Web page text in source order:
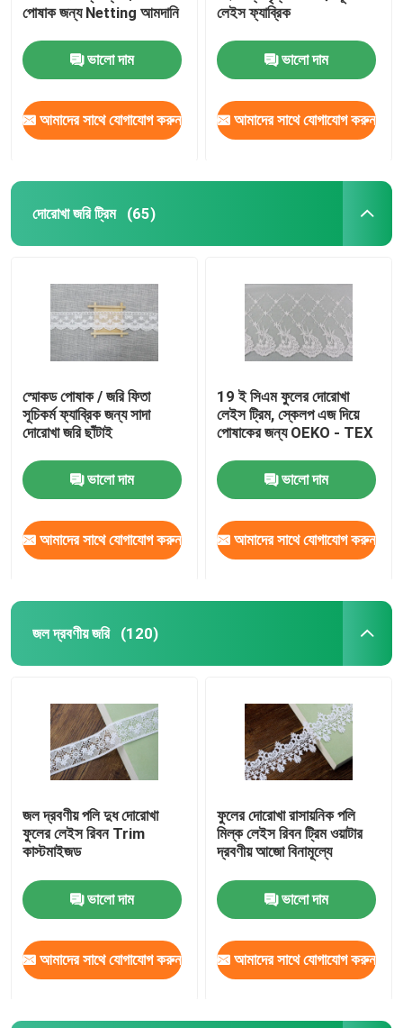
পোষাক জন্য Netting আমদানি
ভালো দাম
আমাদের সাথে যোগাযোগ করুন
লেইস ফ্যাব্রিক
ভালো দাম
আমাদের সাথে যোগাযোগ করুন
দোরোখা জরি ট্রিম (65)
স্মোকড পোষাক / জরি ফিতা
সূচিকর্ম ফ্যাব্রিক জন্য সাদা
দোরোখা জরি ছাঁটাই
ভালো দাম
আমাদের সাথে যোগাযোগ করুন
19 ই সিএম ফুলের দোরোখা
লেইস ট্রিম, স্কেলপ এজ দিয়ে
পোষাকের জন্য OEKO - TEX
ভালো দাম
আমাদের সাথে যোগাযোগ করুন
জল দ্রবণীয় জরি (120)
জল দ্রবণীয় পলি দুধ দোরোখা
ফুলের লেইস রিবন Trim
কাস্টমাইজড
ভালো দাম
আমাদের সাথে যোগাযোগ করুন
ফুলের দোরোখা রাসায়নিক পলি
মিল্ক লেইস রিবন ট্রিম ওয়াটার
দ্রবণীয় আজো বিনামূল্যে
ভালো দাম
আমাদের সাথে যোগাযোগ করুন